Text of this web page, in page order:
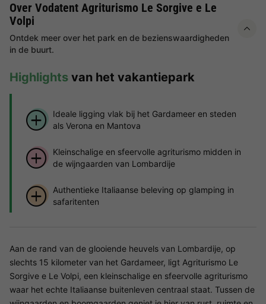
Over Vodatent Agriturismo Le Sorgive e Le
Volpi
Ontdek meer over het park en de bezienswaardigheden
in de buurt.
Highlights van het vakantiepark
Ideale ligging vlak bij het Gardameer en steden
als Verona en Mantova
Kleinschalige en sfeervolle agriturismo midden in
de wijngaarden van Lombardije
Authentieke Italiaanse beleving op glamping in
safaritenten
Aan de rand van de glooiende heuvels van Lombardije, op
slechts 15 kilometer van het Gardameer, ligt Agriturismo Le
Sorgive e Le Volpi, een kleinschalige en sfeervolle agriturismo
waar het echte Italiaanse buitenleven centraal staat. Tussen de